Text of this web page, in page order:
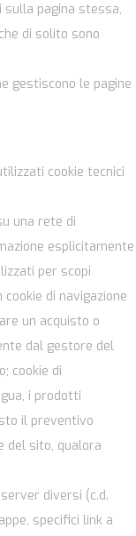
sulla pagina stessa,
di solito sono
gestiscono le pagine
cookie tecnici
una rete di
esplicitamente
per scopi
di navigazione
un acquisto o
dal gestore del
cookie di
i prodotti
il preventivo
del sito, qualora
diversi (c.d.
specifici link a